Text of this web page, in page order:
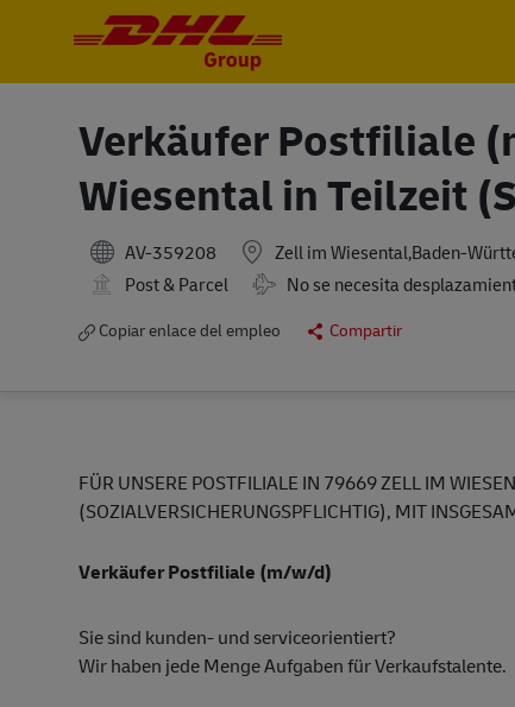
Verkäufer Postfiliale
Wiesental in Teilzeit
AV-359208 Zell im Wiesental,Baden-
Post & Parcel
No se necesita
Copiar enlace del empleo Compartir
FÜR UNSERE POSTFILIALE IN 79669 ZELL IM
(SOZIALVERSICHERUNGSPFLICHTIG), MIT
Verkäufer Postfiliale (m/w/d)
Sie sind kunden- und serviceorientiert?
Wir haben jede Menge Aufgaben für Verkaufstalente.